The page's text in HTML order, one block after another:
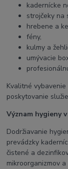
kadernícke
strojčeky na
hrebene a
fény,
kulmy a
umývacie
Kvalitné
poskytovanie
Význam hygieny
Dodržiavanie
prevádzky
čistené a
mikroorganizmov